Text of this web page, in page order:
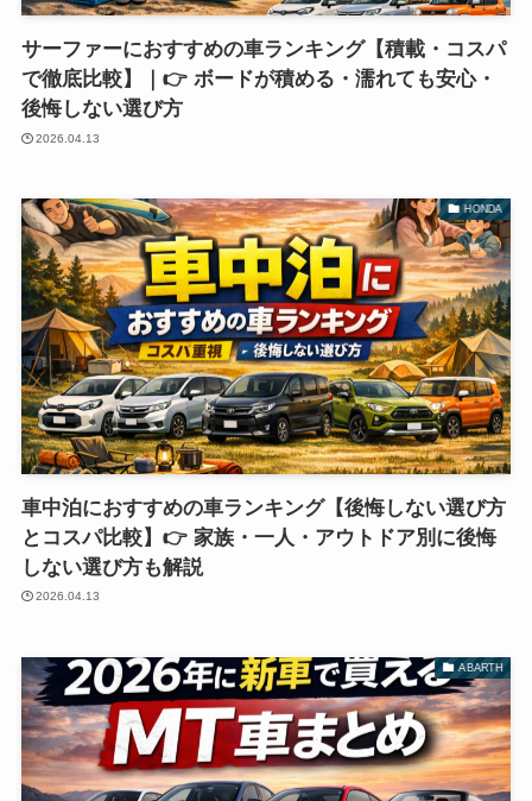
サーファーにおすすめの車ランキング【積載・コスパ
で徹底比較】｜👉 ボードが積める・濡れても安心・
後悔しない選び方
2026.04.13
HONDA
車中泊におすすめの車ランキング【後悔しない選び方
とコスパ比較】👉 家族・一人・アウトドア別に後悔
しない選び方も解説
2026.04.13
ABARTH